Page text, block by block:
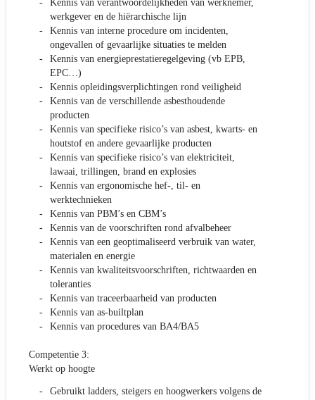
Kennis van verantwoordelijkheden van werknemer,
werkgever en de hiërarchische lijn
Kennis van interne procedure om incidenten,
ongevallen of gevaarlijke situaties te melden
Kennis van energieprestatieregelgeving (vb EPB,
EPC…)
Kennis opleidingsverplichtingen rond veiligheid
Kennis van de verschillende asbesthoudende
producten
Kennis van specifieke risico’s van asbest, kwarts- en
houtstof en andere gevaarlijke producten
Kennis van specifieke risico’s van elektriciteit,
lawaai, trillingen, brand en explosies
Kennis van ergonomische hef-, til- en
werktechnieken
Kennis van PBM’s en CBM’s
Kennis van de voorschriften rond afvalbeheer
Kennis van een geoptimaliseerd verbruik van water,
materialen en energie
Kennis van kwaliteitsvoorschriften, richtwaarden en
toleranties
Kennis van traceerbaarheid van producten
Kennis van as-builtplan
Kennis van procedures van BA4/BA5
Competentie 3:
Werkt op hoogte
Gebruikt ladders, steigers en hoogwerkers volgens de